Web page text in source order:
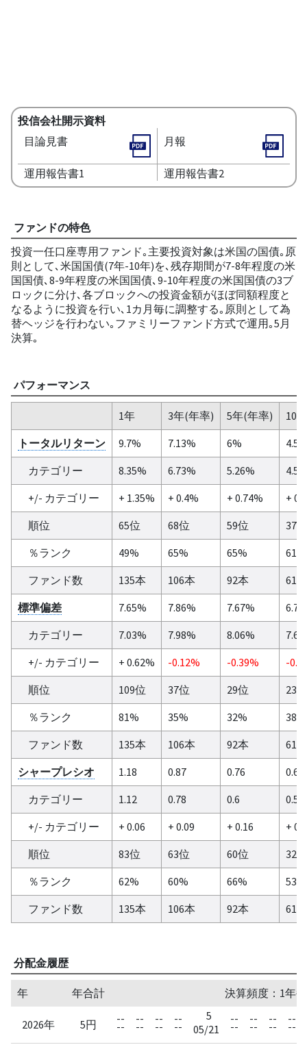
投信会社開示資料
目論見書
月報
運用報告書1 運用報告書2
ファンドの特色
投資一任口座専用ファンド｡主要投資対象は米国の国債｡原
則として､米国国債(7年-10年)を､残存期間が7-8年程度の米
国国債､8-9年程度の米国国債､9-10年程度の米国国債の3ブ
ロックに分け､各ブロックへの投資金額がほぼ同額程度と
なるように投資を行い､1カ月毎に調整する｡原則として為
替ヘッジを行わない｡ファミリーファンド方式で運用｡5月
決算｡
パフォーマンス
1年 3年(年率) 5年(年率)
10
トータルリターン
9.7% 7.13% 6%
カテゴリー
8.35% 6.73% 5.26%
+/- カテゴリー
+ 1.35% + 0.4% + 0.74%
+
順位
65位 68位 59位
37位
％ランク
49% 65% 65%
61%
ファンド数
135本 106本 92本
61本
標準偏差
7.65% 7.86% 7.67%
カテゴリー
7.03% 7.98% 8.06%
+/- カテゴリー
+ 0.62% -0.12% -0.39%
-
順位
109位 37位 29位
23位
％ランク
81% 35% 32%
38%
ファンド数
135本 106本 92本
61本
シャープレシオ
1.18 0.87 0.76
0.67
カテゴリー
1.12 0.78 0.6
0.54
+/- カテゴリー
+ 0.06 + 0.09 + 0.16
+
順位
83位 63位 60位
32位
％ランク
62% 60% 66%
53%
ファンド数
135本 106本 92本 61本
分配金履歴
年 年合計 決算頻度：1年
2026年 5円 --
--
--
--
--
--
--
--
5
05/21
--
--
--
--
--
--
--
--